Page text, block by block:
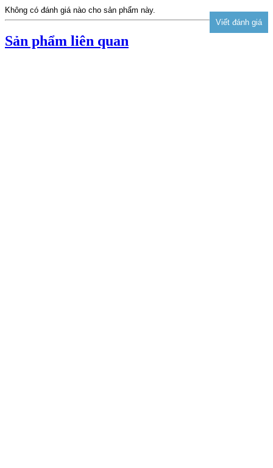
Không có đánh giá nào cho sản phẩm này.
Sản phẩm liên quan